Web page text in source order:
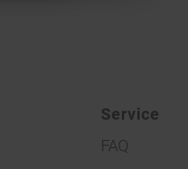
Service
FAQ